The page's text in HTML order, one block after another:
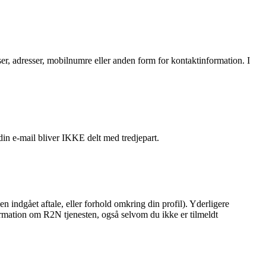
adresser, mobilnumre eller anden form for kontaktinformation. I
e-mail bliver IKKE delt med tredjepart.
indgået aftale, eller forhold omkring din profil). Yderligere
om R2N tjenesten, også selvom du ikke er tilmeldt